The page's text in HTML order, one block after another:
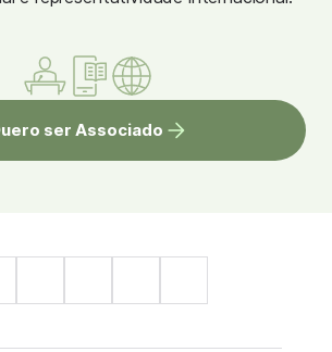
ser Associado